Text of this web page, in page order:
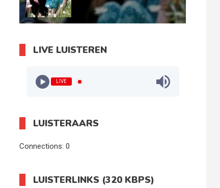
LIVE LUISTEREN
LIVE
LUISTERAARS
Connections:0
LUISTERLINKS (320 KBPS)